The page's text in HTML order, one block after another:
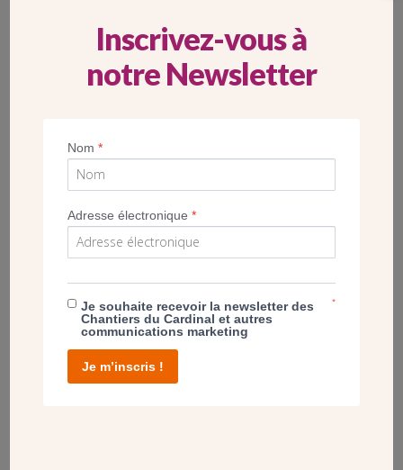
MITRY-MORY
BUSSY-SAINT-GEORGES –
Inscrivez-vous à
notre Newsletter
Nom*
Adresse électronique*
Je souhaite recevoir la newsletter des
Chantiers du Cardinal et autres
communications marketing
*
Je m’inscris !